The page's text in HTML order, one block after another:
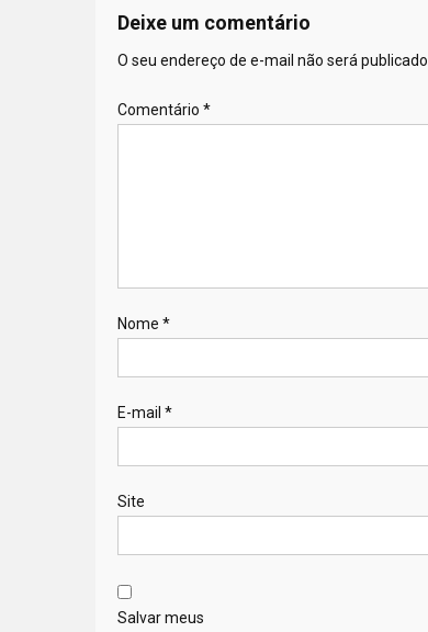
Deixe um comentário
O seu endereço de e-mail não será publicado.
Comentário *
Nome *
E-mail *
Site
Salvar meus